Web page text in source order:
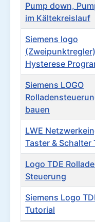
Pump down,
im Kältekreislauf
Siemens logo
(Zweipunktregler)
Hysterese
Siemens LOGO
bauen
LWE
Taster & Schalter
Logo TDE
Steuerung
Siemens Logo
Tutorial